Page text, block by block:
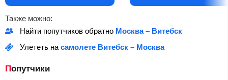
Также можно:
Найти попутчиков обратно Москва – Витебск
Улететь на самолете Витебск – Москва
Попутчики